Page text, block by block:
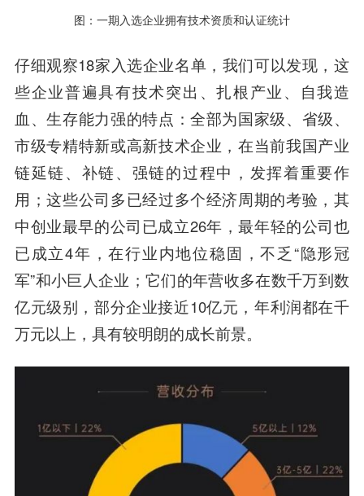
图：一期入选企业拥有技术资质和认证统计
仔细观察18家入选企业名单，我们可以发现，这
些企业普遍具有技术突出、扎根产业、自我造
血、生存能力强的特点：全部为国家级、省级、
市级专精特新或高新技术企业，在当前我国产业
链延链、补链、强链的过程中，发挥着重要作
用；这些公司多已经过多个经济周期的考验，其
中创业最早的公司已成立26年，最年轻的公司也
已成立4年，在行业内地位稳固，不乏“隐形冠
军”和小巨人企业；它们的年营收多在数千万到数
亿元级别，部分企业接近10亿元，年利润都在千
万元以上，具有较明朗的成长前景。